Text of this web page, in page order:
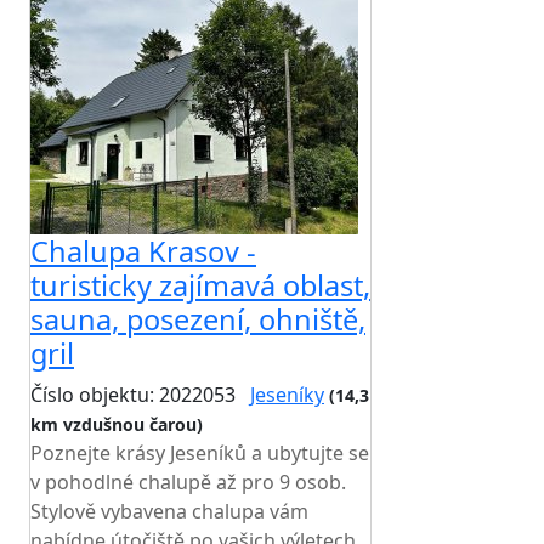
Chalupa Krasov -
turisticky zajímavá oblast,
sauna, posezení, ohniště,
gril
Číslo objektu: 2022053 Jeseníky (14,3
km vzdušnou čarou)
Poznejte krásy Jeseníků a ubytujte se
v pohodlné chalupě až pro 9 osob.
Stylově vybavena chalupa vám